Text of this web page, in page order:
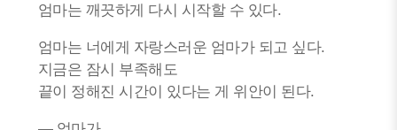
엄마는 깨끗하게 다시 시작할 수 있다.
엄마는 너에게 자랑스러운 엄마가 되고 싶다.
지금은 잠시 부족해도
끝이 정해진 시간이 있다는 게 위안이 된다.